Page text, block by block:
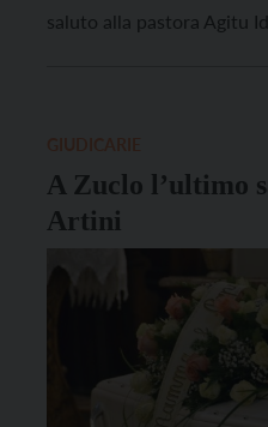
saluto alla pastora Agitu
A Zuclo l’ultimo
Artini